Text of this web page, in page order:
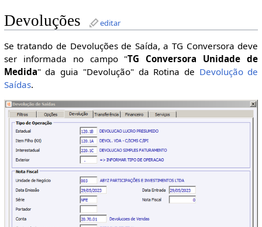
Devoluções editar
Se tratando de Devoluções de Saída, a TG Conversora deve
ser informada no campo "TG Conversora Unidade de
Medida" da guia "Devolução" da Rotina de Devolução de
Saídas.